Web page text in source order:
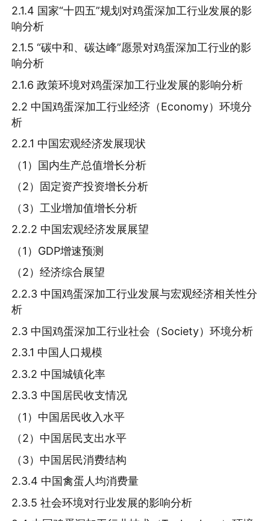
2.1.4 国家“十四五”规划对鸡蛋深加工行业发展的影
响分析
2.1.5 “碳中和、碳达峰”愿景对鸡蛋深加工行业的影
响分析
2.1.6 政策环境对鸡蛋深加工行业发展的影响分析
2.2 中国鸡蛋深加工行业经济（Economy）环境分
析
2.2.1 中国宏观经济发展现状
（1）国内生产总值增长分析
（2）固定资产投资增长分析
（3）工业增加值增长分析
2.2.2 中国宏观经济发展展望
（1）GDP增速预测
（2）经济综合展望
2.2.3 中国鸡蛋深加工行业发展与宏观经济相关性分
析
2.3 中国鸡蛋深加工行业社会（Society）环境分析
2.3.1 中国人口规模
2.3.2 中国城镇化率
2.3.3 中国居民收支情况
（1）中国居民收入水平
（2）中国居民支出水平
（3）中国居民消费结构
2.3.4 中国禽蛋人均消费量
2.3.5 社会环境对行业发展的影响分析